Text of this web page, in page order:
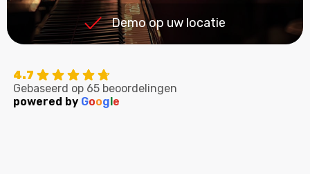
Demo op uw locatie
4.7
Gebaseerd op 65 beoordelingen
powered by Google